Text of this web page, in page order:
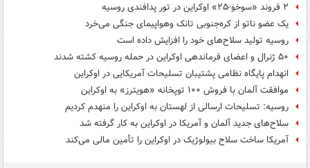
۲ فروند «سوخو-۲۵» اوکراین در تور پدافندی روسیه
یک عضو ناتو از کره‌جنوبی تانک وهواپیمای جنگی می‌خرد
روسیه تولید سلاح‌های خود را افزایش داده است
۵۰ ژنرال‌ و اعضای فرماندهی اوکراین در حمله روسیه کشته شدند
انهدام پایگاه نظامی پشتیبان تسلیحات آمریکایی در اوکراین
موافقت آلمان با فروش ۱۰۰ توپخانه «هویترز» به اوکراین
روسیه: تسلیحات ارسالی از لهستان به اوکراین را منهدم کردیم
سلاح‌های جدید آلمان و آمریکا در اوکراین به کار گرفته شد
آمریکا ساخت سلاح بیولوژیک در اوکراین را تأمین مالی می‌کند